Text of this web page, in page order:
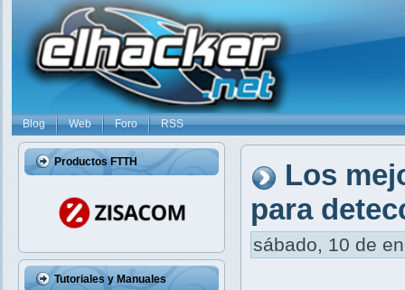
Blog Web Foro RSS
Productos FTTH
Tutoriales y Manuales
Los
para
sábado, 10 de